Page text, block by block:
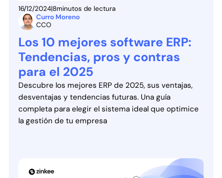
16/12/2024|8minutos de lectura
Curro Moreno
CCO
Los 10 mejores software ERP:
Tendencias, pros y contras
para el 2025
Descubre los mejores ERP de 2025, sus ventajas,
desventajas y tendencias futuras. Una guía
completa para elegir el sistema ideal que optimice
la gestión de tu empresa